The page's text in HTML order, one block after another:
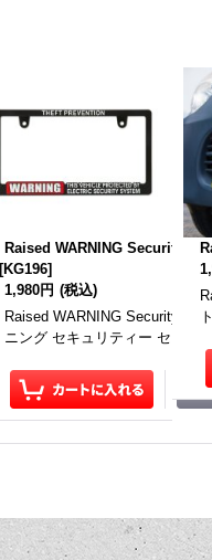
Raised WARNING Security
[KG196]
1,980円 (税込)
Raised WARNING Security
ニング セキュリティー セフト